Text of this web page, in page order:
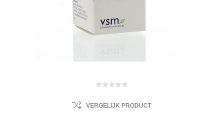
VERGELIJK PRODUCT